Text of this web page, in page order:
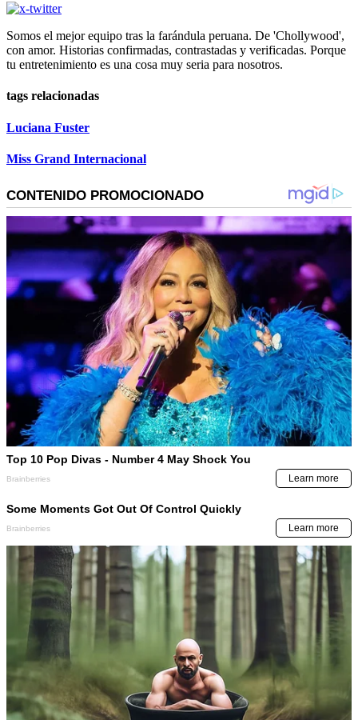
Somos el mejor equipo tras la farándula peruana. De 'Chollywood',
con amor. Historias confirmadas, contrastadas y verificadas. Porque
tu entretenimiento es una cosa muy seria para nosotros.
tags relacionadas
Luciana Fuster
Miss Grand Internacional